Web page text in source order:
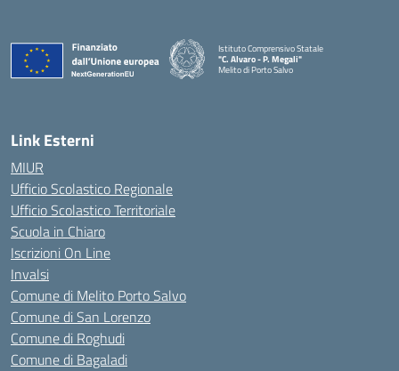
Istituto Comprensivo Statale
"C. Alvaro - P. Megali"
Melito di Porto Salvo
Link Esterni
MIUR
Ufficio Scolastico Regionale
Ufficio Scolastico Territoriale
Scuola in Chiaro
Iscrizioni On Line
Invalsi
Comune di Melito Porto Salvo
Comune di San Lorenzo
Comune di Roghudi
Comune di Bagaladi